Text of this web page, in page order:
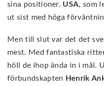
sina positioner. USA, som
ut sist med höga
Men till slut var det det
mest. Med fantastiska
höll de ihop ända in i mål.
förbundskapten Henrik